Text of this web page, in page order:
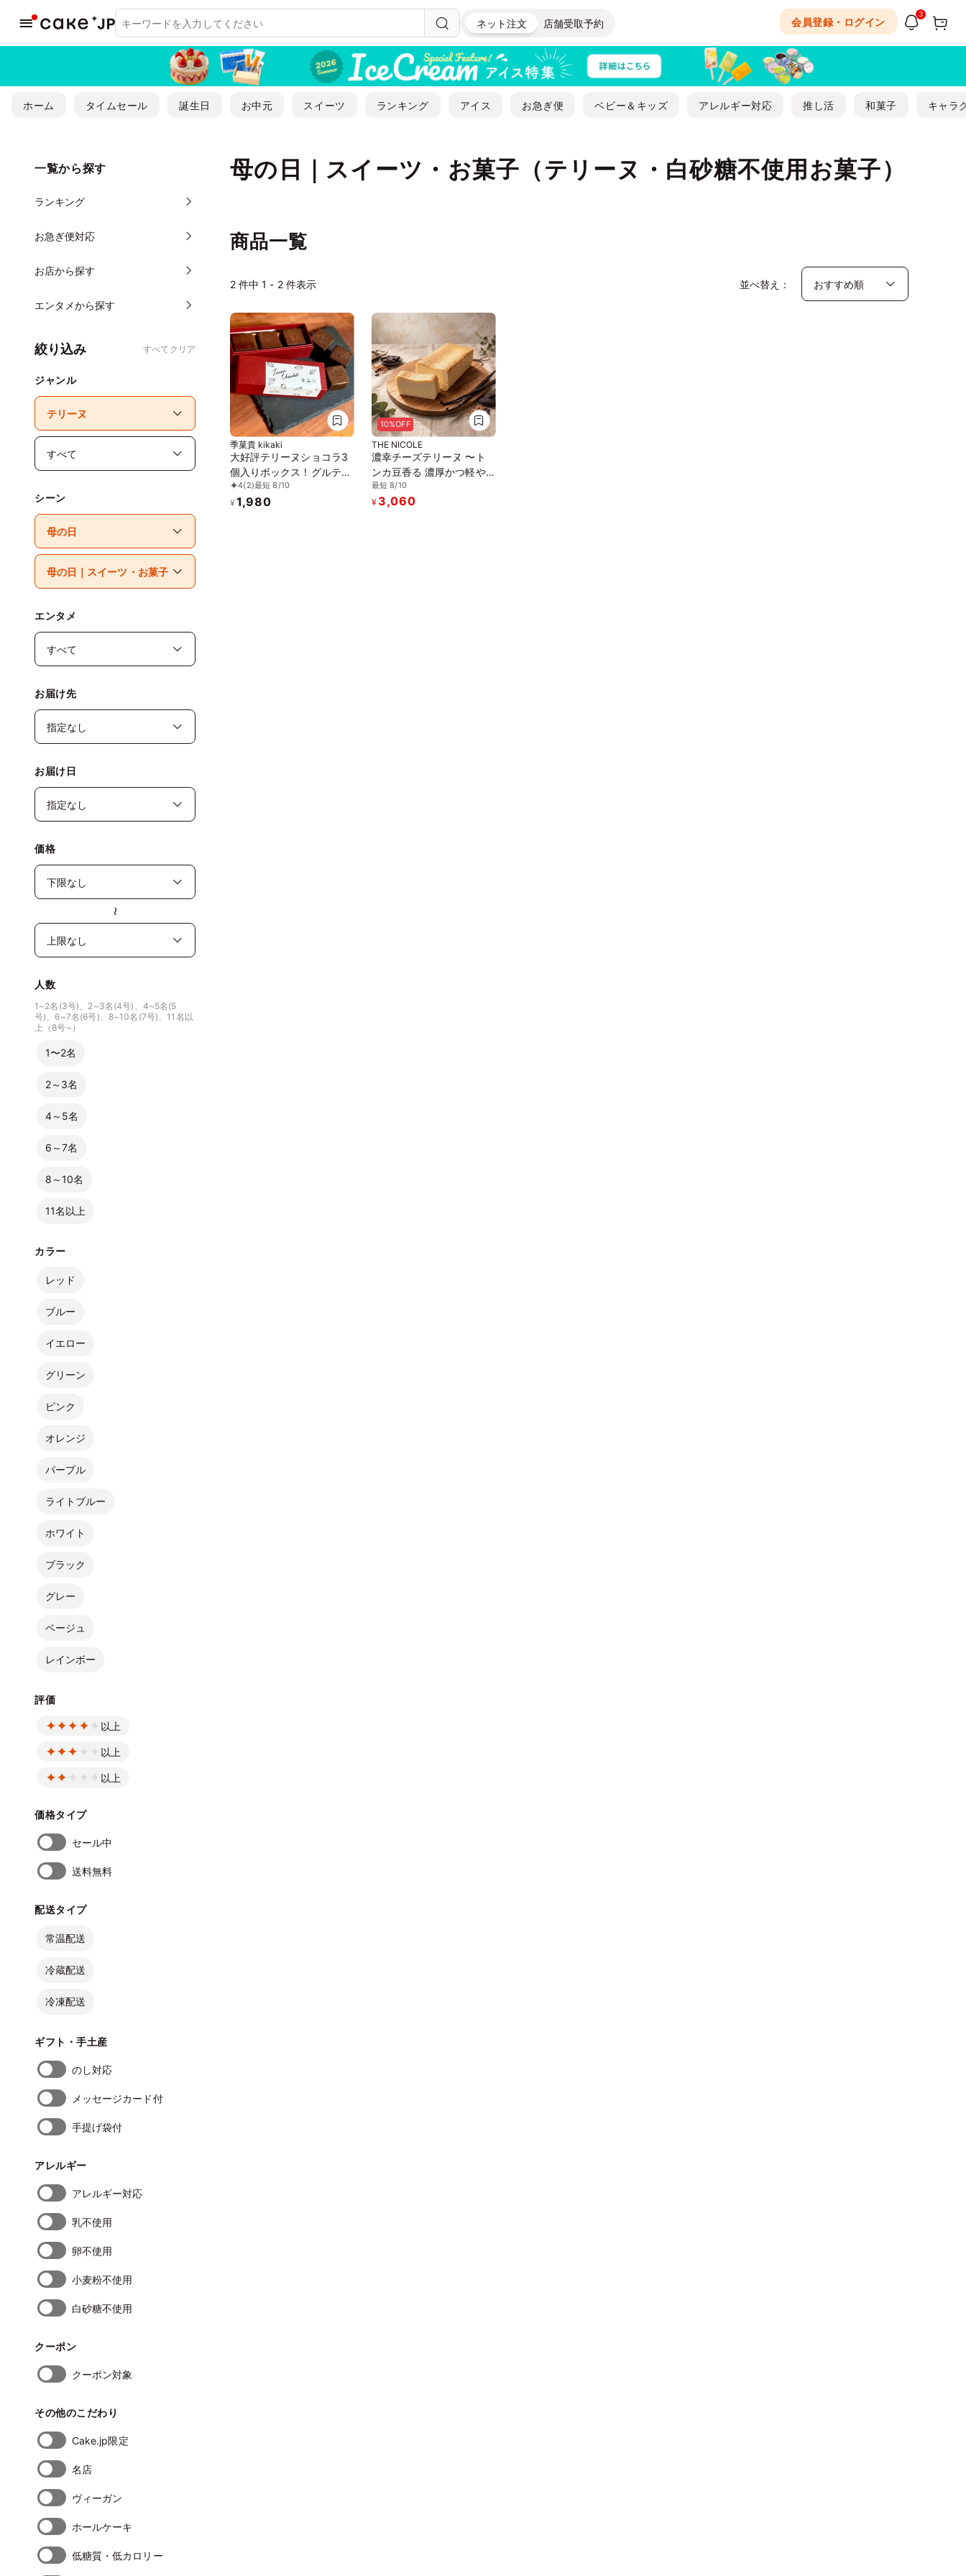
ネット注文 店舗受取予約 会員登録・ログイン
3
ホーム タイムセール 誕生日 お中元 スイーツ ランキング アイス お急ぎ便 ベビー＆キッズ アレルギー対応 推し活 和菓子 キャラ
母の日｜スイーツ・お菓子（テリーヌ・白砂糖不使用お菓子）
一覧から探す
ランキング
お急ぎ便対応
お店から探す
エンタメから探す
絞り込み すべてクリア
ジャンル
シーン
エンタメ
お届け先
お届け日
価格
〜
人数
1~2名(3号)、2~3名(4号)、4~5名(5
号)、6~7名(6号)、8~10名(7号)、11名以
上（8号~）
1〜2名
2～3名
4～5名
6～7名
8～10名
11名以上
カラー
レッド
ブルー
イエロー
グリーン
ピンク
オレンジ
パープル
ライトブルー
ホワイト
ブラック
グレー
ベージュ
レインボー
評価
以上
以上
以上
価格タイプ
セール中
送料無料
配送タイプ
常温配送
冷蔵配送
冷凍配送
ギフト・手土産
のし対応
メッセージカード付
手提げ袋付
アレルギー
アレルギー対応
乳不使用
卵不使用
小麦粉不使用
白砂糖不使用
クーポン
クーポン対象
その他のこだわり
Cake.jp限定
名店
ヴィーガン
ホールケーキ
低糖質・低カロリー
商品一覧
2 件中 1 - 2 件表示 並べ替え：
季菓貴 kikaki
大好評テリーヌショコラ3
個入りボックス！グルテン
フリー・白砂糖不使用
4(2)最短 8/10
¥ 1,980
10%OFF
THE NICOLE
濃幸チーズテリーヌ 〜ト
ンカ豆香る 濃厚かつ軽や
かなチーズテリーヌ〜 グ
ルテンフリー
最短 8/10
¥ 3,060